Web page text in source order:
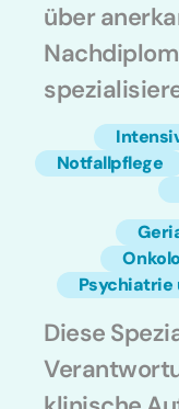
über
Notfallpflege
Psychiatrie
Diese